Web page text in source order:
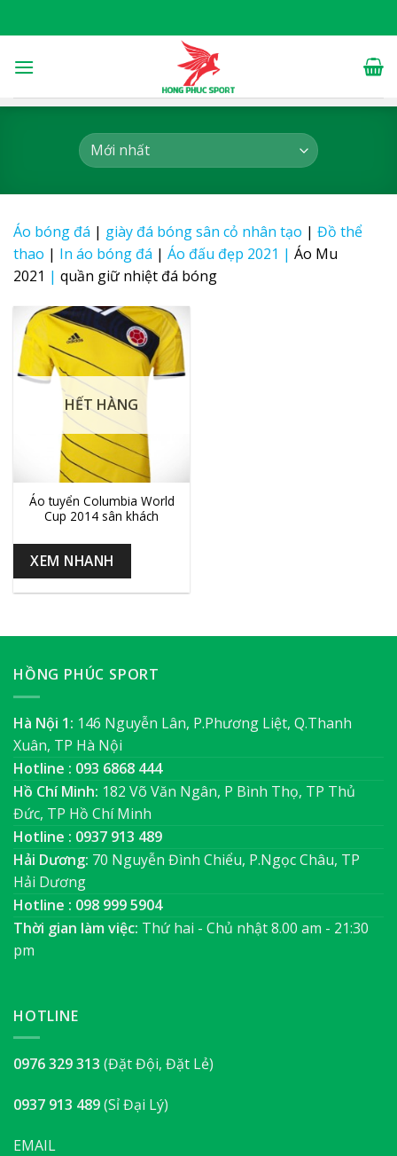
to
Áo bóng đá | giày đá bóng sân cỏ nhân tạo | Đồ thể
thao | In áo bóng đá | Áo đấu đẹp 2021 | Áo Mu
2021 | quần giữ nhiệt đá bóng
HẾT HÀNG
Áo tuyển Columbia World
Cup 2014 sân khách
XEM NHANH
HỒNG PHÚC SPORT
Hà Nội 1: 146 Nguyễn Lân, P.Phương Liệt, Q.Thanh
Xuân, TP Hà Nội
Hotline : 093 6868 444
Hồ Chí Minh: 182 Võ Văn Ngân, P Bình Thọ, TP Thủ
Đức, TP Hồ Chí Minh
Hotline : 0937 913 489
Hải Dương: 70 Nguyễn Đình Chiểu, P.Ngọc Châu, TP
Hải Dương
Hotline : 098 999 5904
Thời gian làm việc: Thứ hai - Chủ nhật 8.00 am - 21:30
pm
HOTLINE
0976 329 313 (Đặt Đội, Đặt Lẻ)
0937 913 489(Sỉ Đại Lý)
EMAIL